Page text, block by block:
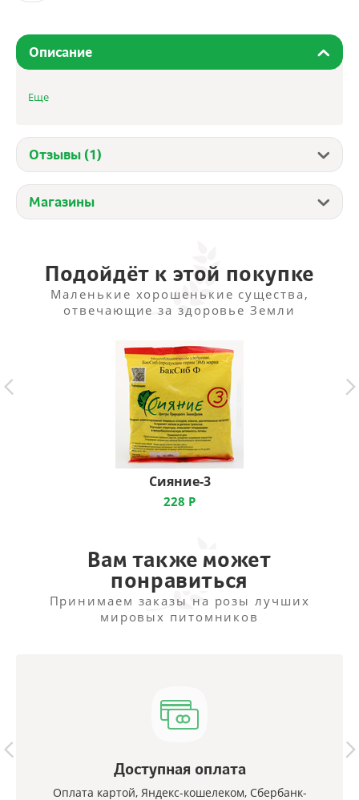
Описание
Поддон к Изидри-500
Еще
Отзывы (1)
Магазины
Подойдёт к этой покупке
Маленькие хорошенькие существа,
отвечающие за здоровье Земли
Сияние-3
228 Р
Вам также может
понравиться
Принимаем заказы на розы лучших
мировых питомников
Доступная оплата
Оплата картой, Яндекс-кошелеком, Сбербанк-